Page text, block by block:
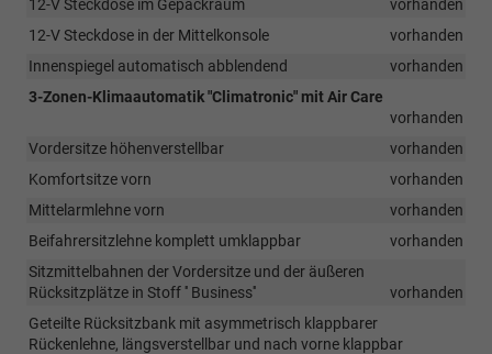
12-V Steckdose im Gepäckraum
vorhanden
12-V Steckdose in der Mittelkonsole
vorhanden
Innenspiegel automatisch abblendend
vorhanden
3-Zonen-Klimaautomatik "Climatronic" mit Air Care
vorhanden
Vordersitze höhenverstellbar
vorhanden
Komfortsitze vorn
vorhanden
Mittelarmlehne vorn
vorhanden
Beifahrersitzlehne komplett umklappbar
vorhanden
Sitzmittelbahnen der Vordersitze und der äußeren
Rücksitzplätze in Stoff '' Business''
vorhanden
Geteilte Rücksitzbank mit asymmetrisch klappbarer
Rückenlehne, längsverstellbar und nach vorne klappbar